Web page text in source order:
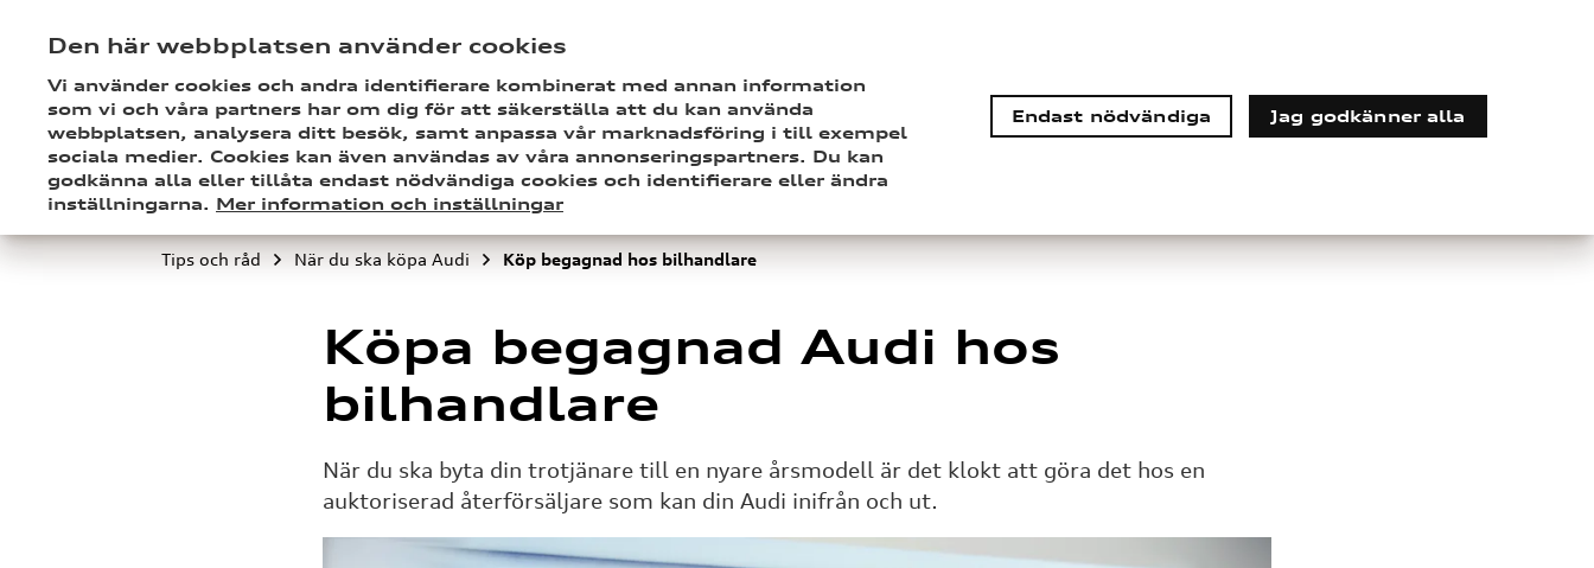
BilförsäkringSkadaKundserviceTips och rådFöretagsförsäkring
Tips och råd När du ska köpa Audi Köp begagnad hos bilhandlare
Köpa begagnad Audi hos
bilhandlare
När du ska byta din trotjänare till en nyare årsmodell är det klokt att göra det hos en
auktoriserad återförsäljare som kan din Audi inifrån och ut.
Den här webbplatsen använder cookies
Vi använder cookies och andra identifierare kombinerat med annan information
som vi och våra partners har om dig för att säkerställa att du kan använda
webbplatsen, analysera ditt besök, samt anpassa vår marknadsföring i till exempel
sociala medier. Cookies kan även användas av våra annonseringspartners. Du kan
godkänna alla eller tillåta endast nödvändiga cookies och identifierare eller ändra
inställningarna. Mer information och inställningar
Endast nödvändiga Jag godkänner alla